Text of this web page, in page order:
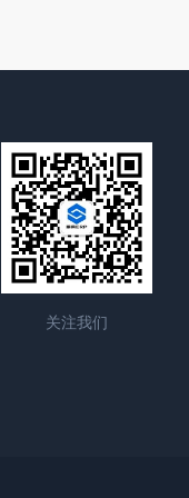
关注我们